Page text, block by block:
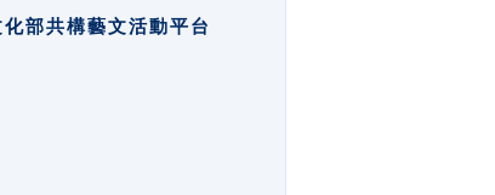
部共構藝文活動平台